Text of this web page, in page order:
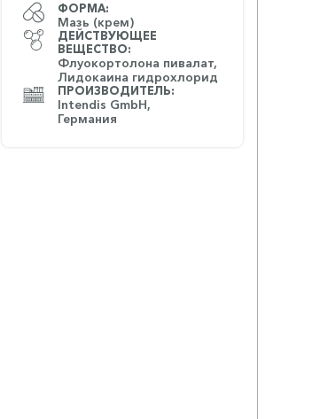
ФОРМА:
Мазь (крем)
ДЕЙСТВУЮЩЕЕ
ВЕЩЕСТВО:
Флуокортолона пивалат,
Лидокаина гидрохлорид
ПРОИЗВОДИТЕЛЬ:
Intendis GmbH,
Германия